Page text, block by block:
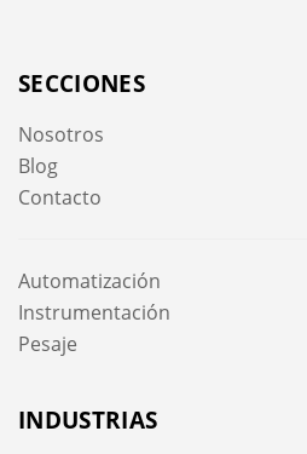
SECCIONES
Nosotros
Blog
Contacto
Automatización
Instrumentación
Pesaje
INDUSTRIAS